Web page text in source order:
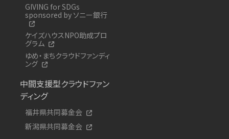
GIVING for SDGs
sponsored by ソニー銀行
ケイズハウスNPO助成プロ
グラム
ゆめ・まちクラウドファンディ
ング
中間支援型クラウドファン
ディング
福井県共同募金会
新潟県共同募金会